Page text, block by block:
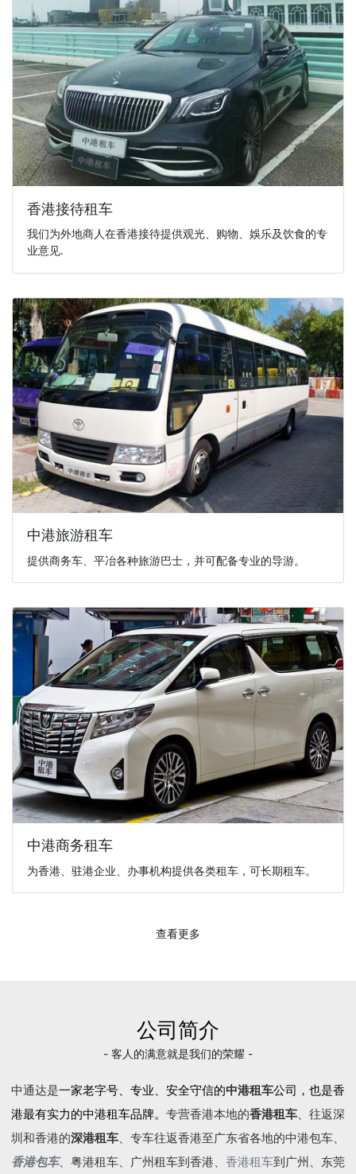
香港接待租车
我们为外地商人在香港接待提供观光、购物、娛乐及饮食的专
业意见.
中港旅游租车
提供商务车、平冶各种旅游巴士，并可配备专业的导游。
中港商务租车
为香港、驻港企业、办事机构提供各类租车，可长期租车。
查看更多
公司简介
- 客人的满意就是我们的荣耀 -
中通达是一家老字号、专业、安全守信的中港租车公司，也是香
港最有实力的中港租车品牌。 专营香港本地的香港租车、往返深
圳和香港的深港租车、专车往返香港至广东省各地的中港包车、
香港包车、 粤港租车、广州租车到香港、 香港租车到广州、东莞